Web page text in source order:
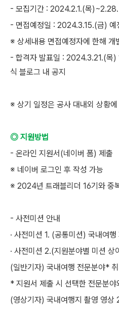
- 모집기간 : 2024.2.1.(목
- 면접예정일 : 2024.3.15.(금) 예
※ 상세내용 면접예정자에 한해 개
- 합격자 발표일 : 2024.3.21.(목
식 블로그 내 공지
※ 상기 일정은 공사 대내외 상황
◎ 지원방법
- 온라인 지원서(네이버 폼) 제출
※ 네이버 로그인 후 작성 가능
※ 2024년 트래블리더 16기와 중
- 사전미션 안내
· 사전미션 1. (공통미션) 국내여
· 사전미션 2.(지원분야별 미션 상
(일반기자) 국내여행 전문분야*
* 지원서 제출 시 선택한 전문분야
(영상기자) 국내여행지 촬영 영상